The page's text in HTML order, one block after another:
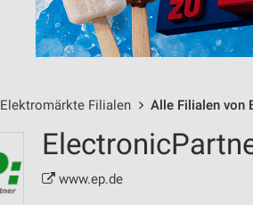
Elektromärkte Filialen Alle Filialen von
www.ep.de